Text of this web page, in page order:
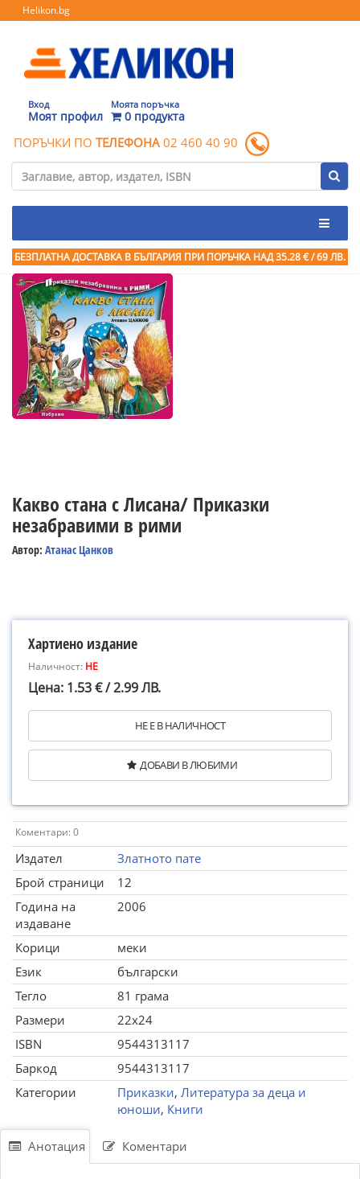
Helikon.bg
Вход
Моят профил
Моята поръчка
0 продукта
ПОРЪЧКИ ПО ТЕЛЕФОНА 02 460 40 90
БЕЗПЛАТНА ДОСТАВКА В БЪЛГАРИЯ ПРИ ПОРЪЧКА НАД 35.28 € / 69 ЛВ.
Какво стана с Лисана/ Приказки
незабравими в рими
Автор: Атанас Цанков
Хартиено издание
Наличност: НЕ
Цена: 1.53 € / 2.99 ЛВ.
НЕ Е В НАЛИЧНОСТ
ДОБАВИ В ЛЮБИМИ
Коментари: 0
Издател
Златното пате
Брой страници
12
Година на
издаване
2006
Корици
меки
Език
български
Тегло
81 грама
Размери
22x24
ISBN
9544313117
Баркод
9544313117
Категории
Приказки, Литература за деца и
юноши, Книги
Анотация Коментари